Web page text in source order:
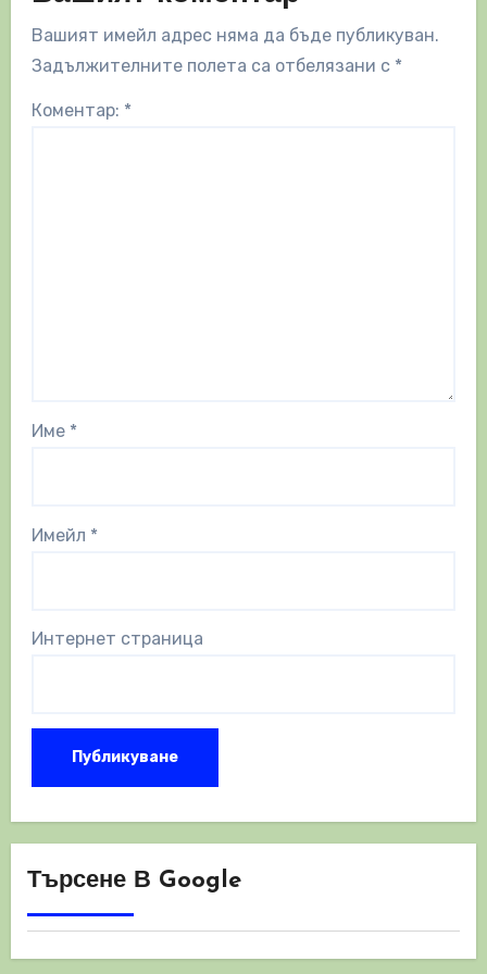
Вашият имейл адрес няма да бъде публикуван.
Задължителните полета са отбелязани с *
Коментар: *
Име *
Имейл *
Интернет страница
Търсене В Google